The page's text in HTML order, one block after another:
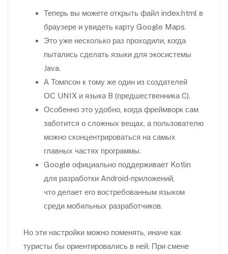
Теперь вы можете открыть файл index.html в
браузере и увидеть карту Google Maps.
Это уже несколько раз проходили, когда
пытались сделать языки для экосистемы
Java.
А Томпсон к тому же один из создателей
ОС UNIX и языка B (предшественника C).
Особенно это удобно, когда фреймворк сам
заботится о сложных вещах, а пользователю
можно сконцентрироваться на самых
главных частях программы.
Google официально поддерживает Kotlin
для разработки Android‑приложений,
что делает его востребованным языком
среди мобильных разработчиков.
Но эти настройки можно поменять, иначе как
туристы бы ориентировались в ней. При смене